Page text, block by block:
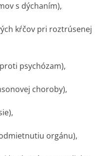
s dýchaním),
kŕčov pri roztrúsenej
psychózam),
choroby),
orgánu),